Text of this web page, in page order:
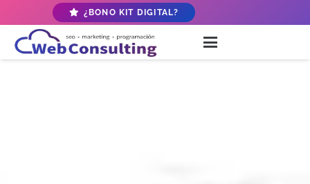
¿BONO KIT DIGITAL?